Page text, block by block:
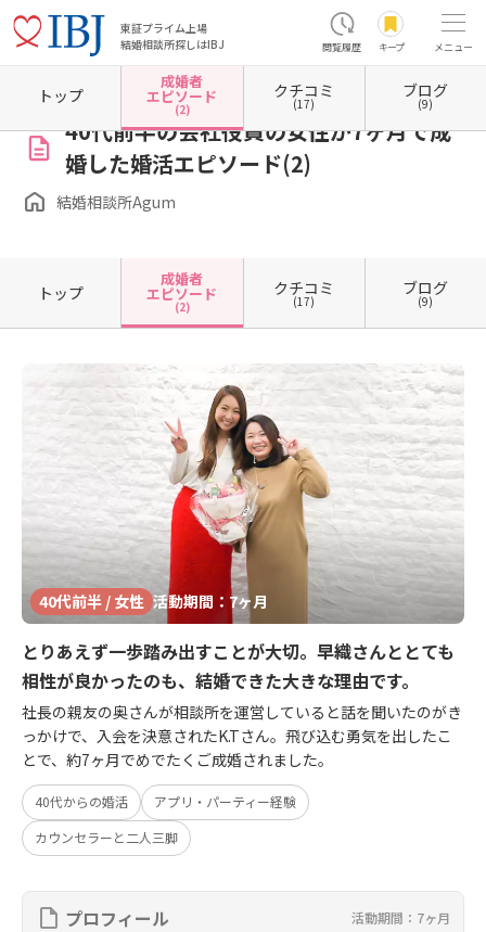
東証プライム上場
結婚相談所探しはIBJ
閲覧履歴 キープ メニュー
ホーム 東京都の結婚相談所 東京都港区 東京都港区麻布十番 結婚相談所Agum
40代前半の会社役員の女性が7ヶ月で成
婚した婚活エピソード(2)
結婚相談所Agum
トップ
成婚者
エピソード
(2)
クチコミ
(17)
ブログ
(9)
トップ
成婚者
エピソード
(2)
クチコミ
(17)
ブログ
(9)
40代前半 / 女性 活動期間：7ヶ月
とりあえず一歩踏み出すことが大切。早織さんととても
相性が良かったのも、結婚できた大きな理由です。
社長の親友の奥さんが相談所を運営していると話を聞いたのがき
っかけで、入会を決意されたK.Tさん。飛び込む勇気を出したこ
とで、約7ヶ月でめでたくご成婚されました。
40代からの婚活
アプリ・パーティー経験
カウンセラーと二人三脚
プロフィール 活動期間：7ヶ月